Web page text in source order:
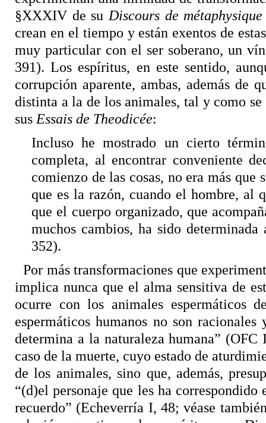
§XXXIV de su Discours de métaphysique
crean en el tiempo y están exentos de
muy particular con el ser soberano, un
391). Los espíritus, en este sentido,
corrupción aparente, ambas, además de
distinta a la de los animales, tal y como
sus Essais de Theodicée:
Incluso he mostrado un cierto
completa, al encontrar conveniente
comienzo de las cosas, no era más
que es la razón, cuando el hombre, al
que el cuerpo organizado, que
muchos cambios, ha sido
352).
Por más transformaciones que
implica nunca que el alma sensitiva de
ocurre con los animales espermáticos
espermáticos humanos no son
determina a la naturaleza humana”
caso de la muerte, cuyo estado de
de los animales, sino que, además,
“(d)el personaje que les ha
recuerdo” (Echeverría I, 48; véase